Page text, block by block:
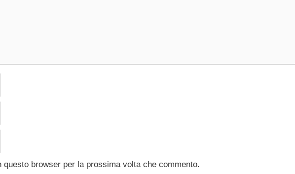
browser per la prossima volta che commento.